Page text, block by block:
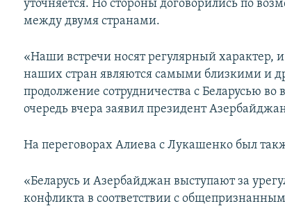
уточняется. Но стороны договорились по
между двумя странами.
«Наши встречи носят регулярный характер,
наших стран являются самыми близкими и
продолжение сотрудничества с Беларусью во
очередь вчера заявил президент
На переговорах Алиева с Лукашенко был
«Беларусь и Азербайджан выступают за
конфликта в соответствии с